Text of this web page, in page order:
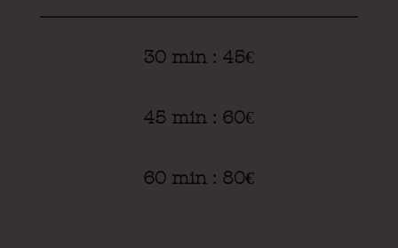
30 min : 45€
45 min : 60€
60 min : 80€